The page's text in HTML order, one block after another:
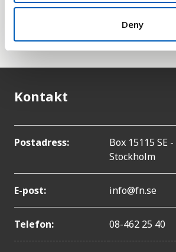
Deny
heller med i den här statistiken
han om FN:s särskilda organ för
flyktingar,
Kontakt
Postadress:
Box 15115 SE
Stockholm
E-post: info@fn.se
Telefon: 08-462 25 40